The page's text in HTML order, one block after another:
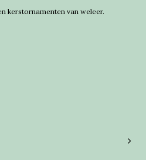
kerstornamenten van weleer.